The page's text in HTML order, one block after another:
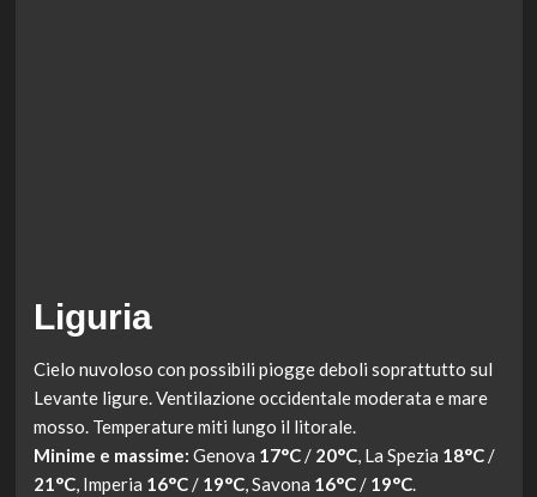
Liguria
Cielo nuvoloso con possibili piogge deboli soprattutto sul
Levante ligure. Ventilazione occidentale moderata e mare
mosso. Temperature miti lungo il litorale.
Minime e massime: Genova 17°C/ 20°C, La Spezia 18°C/
21°C, Imperia 16°C/ 19°C, Savona 16°C/ 19°C.